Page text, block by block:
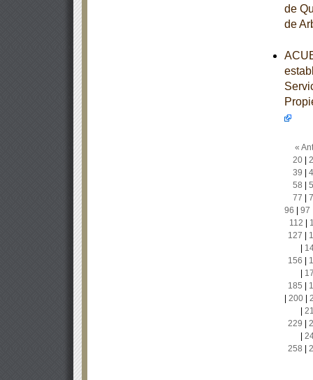
de
de
«
20|
39
58
77
96
97
112
127
156
185
200|
229
258